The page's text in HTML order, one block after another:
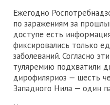
Ежегодно
по заражениям за
доступе есть
фиксировались только
заболеваний. Согласно
туляремию подхватили
дирофиляриоз — шесть
Западного Нила — один